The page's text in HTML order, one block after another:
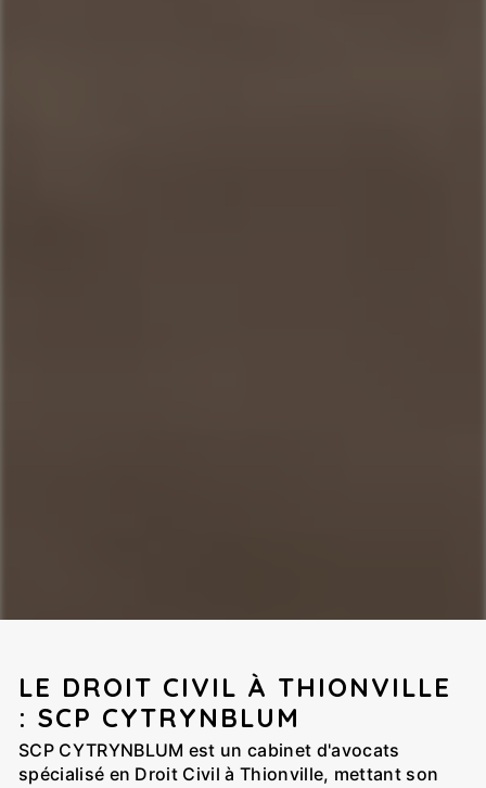
LE DROIT CIVIL À THIONVILLE
: SCP CYTRYNBLUM
SCP CYTRYNBLUM est un cabinet d'avocats
spécialisé en Droit Civil à Thionville, mettant son